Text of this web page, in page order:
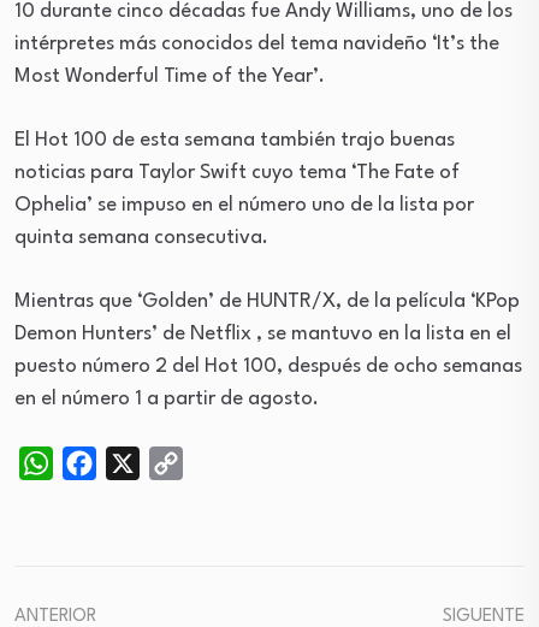
10 durante cinco décadas fue Andy Williams, uno de los
intérpretes más conocidos del tema navideño ‘It’s the
Most Wonderful Time of the Year’.
El Hot 100 de esta semana también trajo buenas
noticias para Taylor Swift cuyo tema ‘The Fate of
Ophelia’ se impuso en el número uno de la lista por
quinta semana consecutiva.
Mientras que ‘Golden’ de HUNTR/X, de la película ‘KPop
Demon Hunters’ de Netflix , se mantuvo en la lista en el
puesto número 2 del Hot 100, después de ocho semanas
en el número 1 a partir de agosto.
WhatsAppFacebook
ANTERIOR
SIGUENTE